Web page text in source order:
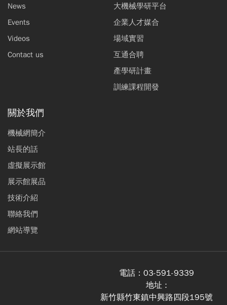
News
Events
Videos
Contact us
大機械學研平台
企業人才媒合
場域實習
互通合聘
產學研計畫
訓練課程開發
關於我們
機械網簡介
站長的話
虛擬展示館
展示館展品
技術介紹
聯絡我們
網站導覽
電話： 03-591-9339
地址 :
新竹縣竹東鎮中興路四段195號